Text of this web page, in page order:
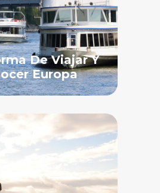
De Viajar Y
Europa